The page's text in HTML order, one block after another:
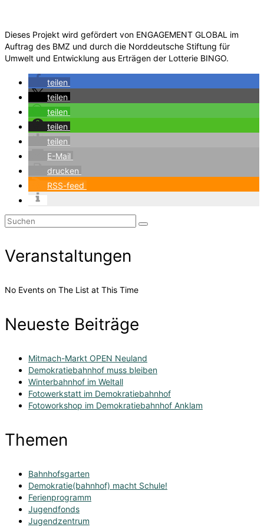
Dieses Projekt wird gefördert von ENGAGEMENT GLOBAL im
Auftrag des BMZ und durch die Norddeutsche Stiftung für
Umwelt und Entwicklung aus Erträgen der Lotterie BINGO.
teilen
teilen
teilen
teilen
teilen
E-Mail
drucken
RSS-feed
Suchen
Veranstaltungen
No Events on The List at This Time
Neueste Beiträge
Mitmach-Markt OPEN Neuland
Demokratiebahnhof muss bleiben
Winterbahnhof im Weltall
Fotowerkstatt im Demokratiebahnhof
Fotoworkshop im Demokratiebahnhof Anklam
Themen
Bahnhofsgarten
Demokratie(bahnhof) macht Schule!
Ferienprogramm
Jugendfonds
Jugendzentrum